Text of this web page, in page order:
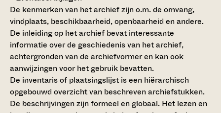
De kenmerken van het archief zijn o.m. de omvang,
vindplaats, beschikbaarheid, openbaarheid en andere.
De inleiding op het archief bevat interessante
informatie over de geschiedenis van het archief,
achtergronden van de archiefvormer en kan ook
aanwijzingen voor het gebruik bevatten.
De inventaris of plaatsingslijst is een hiërarchisch
opgebouwd overzicht van beschreven archiefstukken.
De beschrijvingen zijn formeel en globaal. Het lezen en